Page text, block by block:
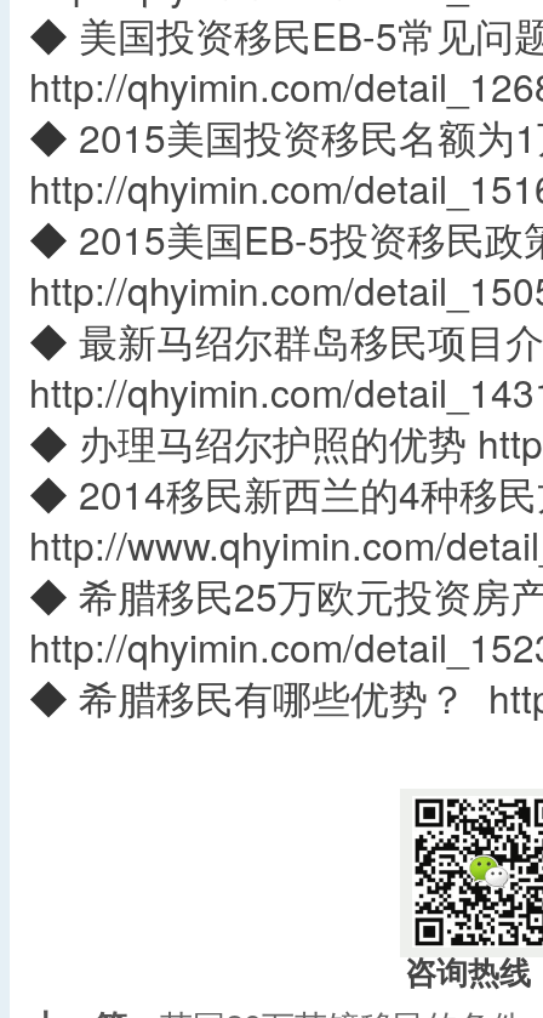
◆ 美国投资移民EB-5常见问
http://qhyimin.com/
◆ 2015美国投资移民名额为
http://qhyimin.com/
◆ 2015美国EB-5投资移民政
http://qhyimin.com/
◆ 最新马绍尔群岛移民项目
http://qhyimin.com/
◆ 办理马绍尔护照的优势
◆ 2014移民新西兰的4种移
http://www.qhyimin.com/
◆ 希腊移民25万欧元投资房
http://qhyimin.com/
◆ 希腊移民有哪些优势？
咨询热线